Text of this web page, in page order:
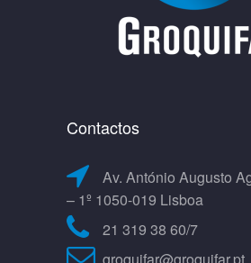
Contactos
Av. António Augusto
– 1º 1050-019 Lisboa
21 319 38 60/7